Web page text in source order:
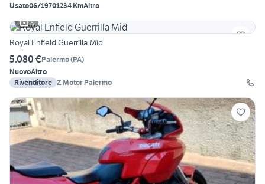
Usato06/19701234 KmAltro
8
Royal Enfield Guerrilla Mid
5.080 €Palermo(PA)
NuovoAltro
Rivenditore Z Motor Palermo